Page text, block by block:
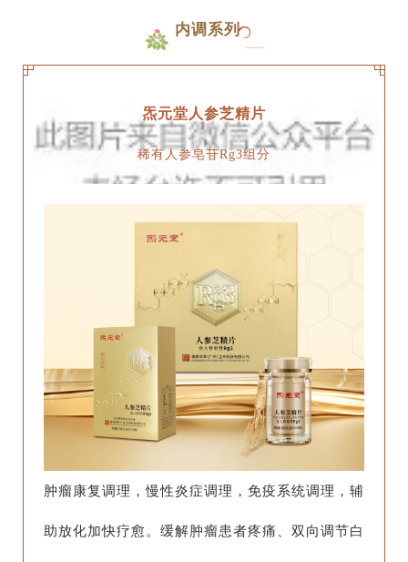
内调系列
炁元堂人参芝精片
稀有人参皂苷Rg3组分
肿瘤康复调理，慢性炎症调理，免疫系统调理，辅
助放化加快疗愈。缓解肿瘤患者疼痛、双向调节白